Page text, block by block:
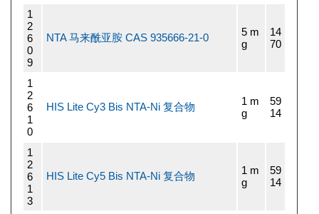
1
2
6
0
9
NTA 马来酰亚胺 CAS 935666-21-0
5 m
g
14
70
1
2
6
1
0
HIS Lite Cy3 Bis NTA-Ni 复合物
1 m
g
59
14
1
2
6
1
3
HIS Lite Cy5 Bis NTA-Ni 复合物
1 m
g
59
14